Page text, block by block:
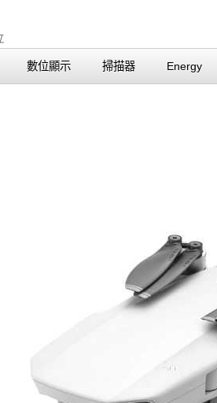
數位顯示 掃描器 Energy